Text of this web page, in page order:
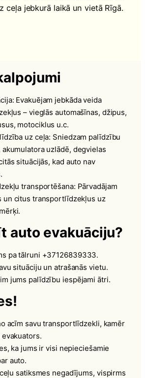
ceļa jebkurā laikā un vietā Rīgā.
Evakuējam jebkāda veida
– vieglās automašīnas, džipus,
motociklus u.c.
uz ceļa: Sniedzam palīdzību
akumulatora uzlādē, degvielas
situācijās, kad auto nav
transportēšana: Pārvadājam
un citus transportlīdzekļus uz
auto evakuāciju?
pa tālruni +37126839333.
situāciju un atrašanās vietu.
jums palīdzību iespējami ātri.
acīm savu transportlīdzekli, kamēr
ka jums ir visi nepieciešamie
auto.
satiksmes negadījums, vispirms